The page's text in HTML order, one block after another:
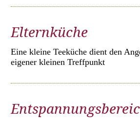
Elternküche
Eine kleine Teeküche dient den
eigener kleinen Treffpunkt